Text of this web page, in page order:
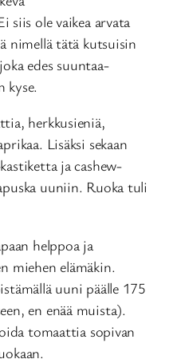
siis ole vaikea arvata
nimellä tätä kutsuisin
edes suuntaa-
kyse.
herkkusieniä,
Lisäksi sekaan
ja cashew-
uuniin. Ruoka tuli
helppoa ja
miehen elämäkin.
uuni päälle 175
en enää muista).
tomaattia sopivan